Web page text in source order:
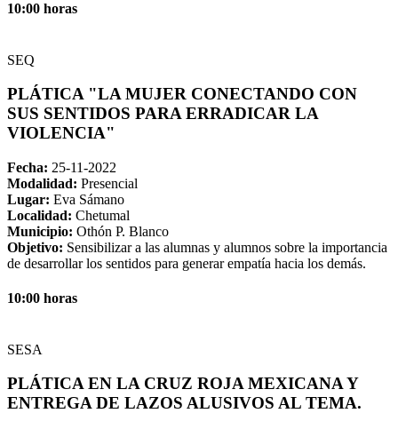
10:00 horas
SEQ
PLÁTICA "LA MUJER CONECTANDO CON
SUS SENTIDOS PARA ERRADICAR LA
VIOLENCIA"
Fecha: 25-11-2022
Modalidad: Presencial
Lugar: Eva Sámano
Localidad: Chetumal
Municipio: Othón P. Blanco
Objetivo: Sensibilizar a las alumnas y alumnos sobre la importancia
de desarrollar los sentidos para generar empatía hacia los demás.
10:00 horas
SESA
PLÁTICA EN LA CRUZ ROJA MEXICANA Y
ENTREGA DE LAZOS ALUSIVOS AL TEMA.